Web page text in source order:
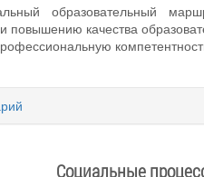
образовательный
повышению качества
Социальные